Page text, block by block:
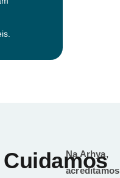
Cuidamos
Na Arhya,
acreditamos